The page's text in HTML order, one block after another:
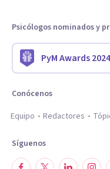
Psicólogos nominados y
PyM Awards 2024
Conócenos
Equipo
Redactores
Síguenos